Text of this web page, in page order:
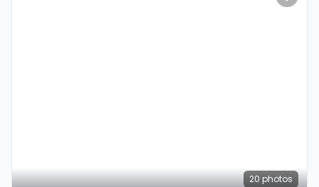
20 photos